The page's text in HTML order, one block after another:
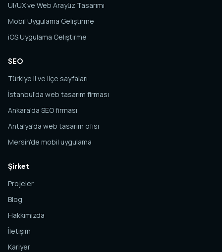
UI/UX ve Web Arayüz Tasarımı
Mobil Uygulama Geliştirme
iOS Uygulama Geliştirme
SEO
Türkiye il ve ilçe sayfaları
İstanbul'da web tasarım firması
Ankara'da SEO firması
Antalya'da web tasarım ofisi
Mersin'de mobil uygulama
Şirket
Projeler
Blog
Hakkımızda
İletişim
Kariyer